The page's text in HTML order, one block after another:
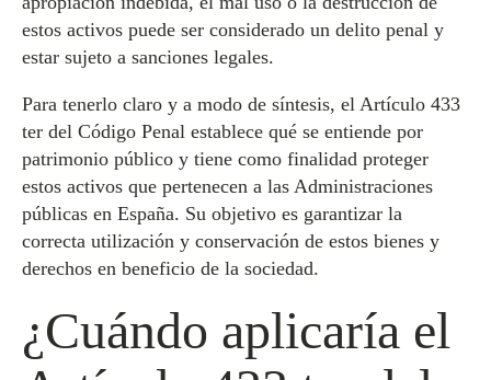
estos activos puede ser considerado un delito penal y
estar sujeto a sanciones legales.
Para tenerlo claro y a modo de síntesis, el Artículo 433
ter del Código Penal establece qué se entiende por
patrimonio público y tiene como finalidad proteger
estos activos que pertenecen a las Administraciones
públicas en España. Su objetivo es garantizar la
correcta utilización y conservación de estos bienes y
derechos en beneficio de la sociedad.
¿Cuándo aplicaría el